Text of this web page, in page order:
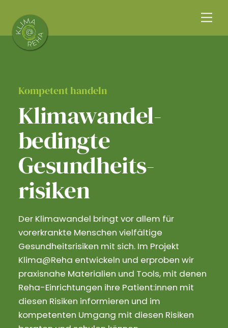
content
Kompetent handeln
Klimawandel­
bedingte
Gesundheits­
risiken
Der Klimawandel bringt vor allem für
vorerkrankte Menschen vielfältige
Gesundheitsrisiken mit sich. Im Projekt
Klima@Reha entwickeln und erproben wir
praxisnahe Materialien und Tools, mit denen
Reha-Einrichtungen ihre Patient:innen mit
diesen Risiken informieren und im
kompetenten Umgang mit diesen Risiken